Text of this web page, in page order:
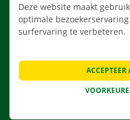
Deze website maakt
optimale
surfervaring te verbeteren.